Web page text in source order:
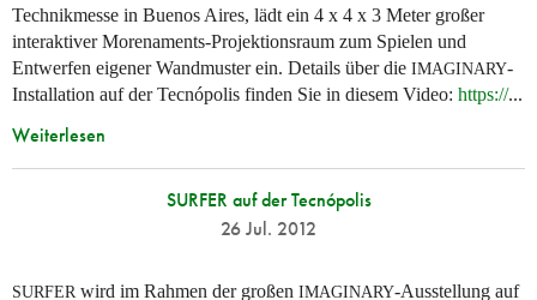
Technikmesse in Buenos Aires, lädt ein 4 x 4 x 3 Meter großer
interaktiver Morenaments-Projektionsraum zum Spielen und
Entwerfen eigener Wandmuster ein. Details über die IMAGINARY-
Installation auf der Tecnópolis finden Sie in diesem Video: https://...
Weiterlesen
SURFER auf der Tecnópolis
26 Jul. 2012
SURFER wird im Rahmen der großen IMAGINARY-Ausstellung auf